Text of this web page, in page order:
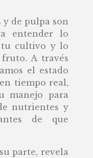
de pulpa son
entender lo
tu cultivo y lo
A través
el estado
tiempo real,
manejo para
nutrientes y
de que
parte, revela